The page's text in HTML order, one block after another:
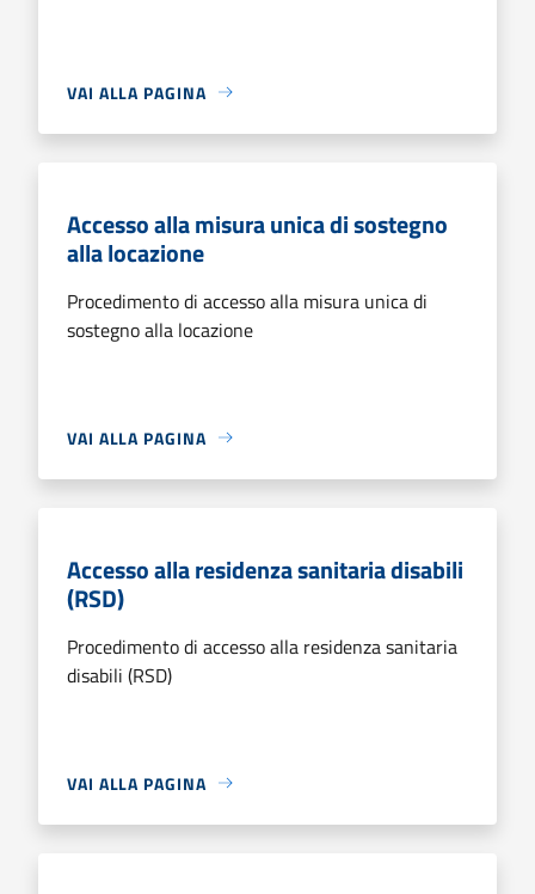
VAI ALLA PAGINA
Accesso alla misura unica di sostegno
alla locazione
Procedimento di accesso alla misura unica di
sostegno alla locazione
VAI ALLA PAGINA
Accesso alla residenza sanitaria disabili
(RSD)
Procedimento di accesso alla residenza sanitaria
disabili (RSD)
VAI ALLA PAGINA